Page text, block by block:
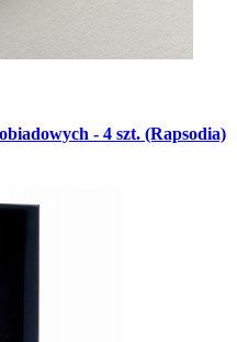
- 4 szt. (Rapsodia)